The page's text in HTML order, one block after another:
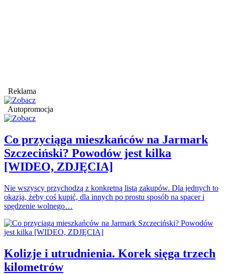
Reklama
Autopromocja
Co przyciąga mieszkańców na Jarmark
Szczeciński? Powodów jest kilka
[WIDEO, ZDJĘCIA]
Nie wszyscy przychodzą z konkretną listą zakupów. Dla jednych to
okazja, żeby coś kupić, dla innych po prostu sposób na spacer i
spędzenie wolnego…
Kolizje i utrudnienia. Korek sięga trzech
kilometrów